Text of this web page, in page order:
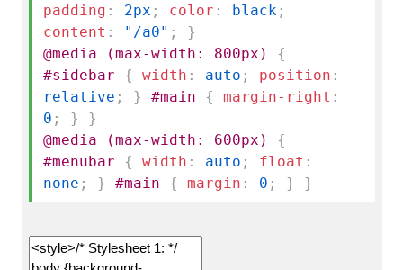
padding : 2px ; color : black ;
content : "/a0" ;
}
@media (max-width: 800px) {
#sidebar { width : auto ; position :
relative ; } #main { margin-right :
0 ; }
}
@media (max-width: 600px) {
#menubar { width : auto ; float :
none ; } #main { margin : 0 ; } }